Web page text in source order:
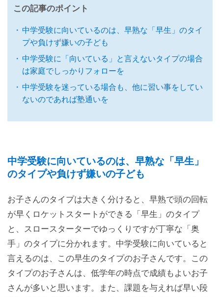
この記事のポイント
中学受験に向いているのは、早熟な「早生」のタイ
プや負けず嫌いの子ども
中学受験に「向いている」と言えないタイプの場合
は家庭でしっかりフォローを
中学受験を迷っている場合も、他に習い事をしてい
ないのであれば塾通いを
中学受験に向いているのは、早熟な「早生」
のタイプや負けず嫌いの子ども
お子さんのタイプは大きく分けると、早熟で頭の回転
が早くロケットスタートができる「早生」のタイプ
と、スロースターターでゆっくりですが丁寧な「奥
手」のタイプに分かれます。中学受験に向いていると
言えるのは、この早生のタイプのお子さんです。この
タイプのお子さんは、低学年の時点で成績もよいお子
さんが多いと思います。また、課題を与えれば早い段